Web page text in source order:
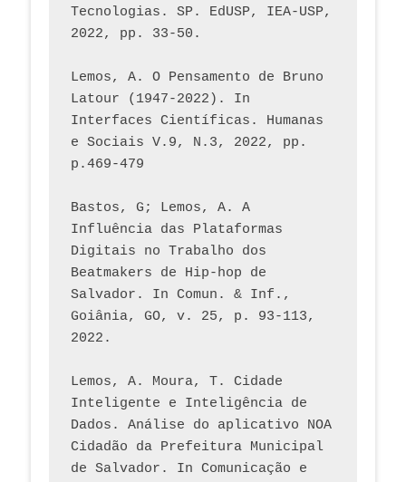
Tecnologias. SP. EdUSP, IEA-USP,
2022, pp. 33-50.
Lemos, A. O Pensamento de Bruno
Latour (1947-2022). In
Interfaces Científicas. Humanas
e Sociais V.9, N.3, 2022, pp.
p.469-479
Bastos, G; Lemos, A. A
Influência das Plataformas
Digitais no Trabalho dos
Beatmakers de Hip-hop de
Salvador. In Comun. & Inf.,
Goiânia, GO, v. 25, p. 93-113,
2022.
Lemos, A. Moura, T. Cidade
Inteligente e Inteligência de
Dados. Análise do aplicativo NOA
Cidadão da Prefeitura Municipal
de Salvador. In Comunicação e